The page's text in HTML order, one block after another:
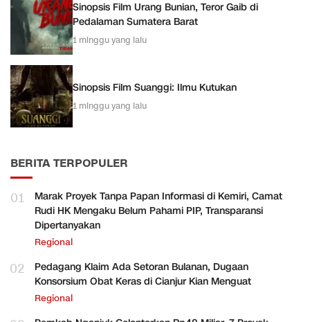
Sinopsis Film Urang Bunian, Teror Gaib di
Pedalaman Sumatera Barat
1 minggu yang lalu
Sinopsis Film Suanggi: Ilmu Kutukan
1 minggu yang lalu
BERITA TERPOPULER
01
Marak Proyek Tanpa Papan Informasi di Kemiri, Camat
Rudi HK Mengaku Belum Pahami PIP, Transparansi
Dipertanyakan
Regional
02
Pedagang Klaim Ada Setoran Bulanan, Dugaan
Konsorsium Obat Keras di Cianjur Kian Menguat
Regional